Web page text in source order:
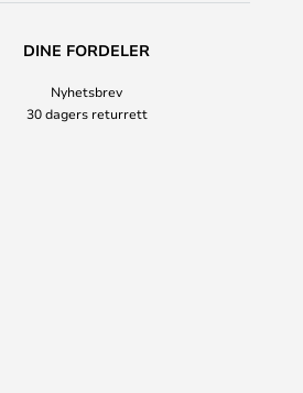
DINE FORDELER
Nyhetsbrev
30 dagers returrett